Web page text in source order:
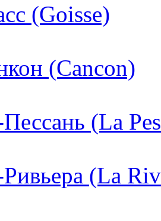
(Goisse)
(Cancon)
(La
(La